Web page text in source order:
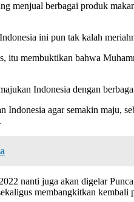
berbagai produk
ini pun tak kalah
itu membuktikan bahwa
Indonesia dengan
agar semakin maju,
nanti juga akan digelar
membangkitkan kembali